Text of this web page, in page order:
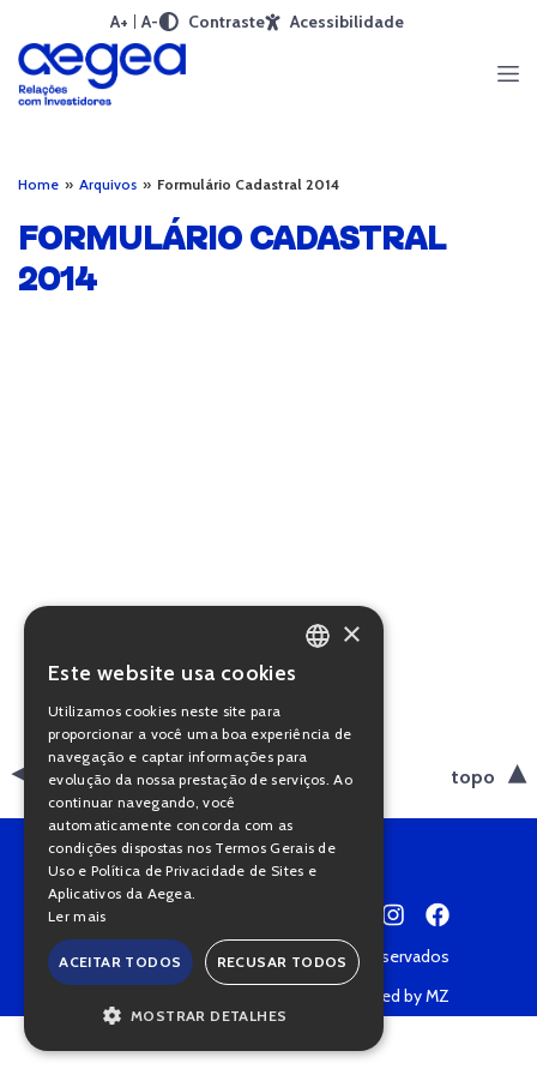
A+ A- Contraste Acessibilidade
Home » Arquivos » Formulário Cadastral 2014
FORMULÁRIO CADASTRAL
2014
voltar topo
Copyright © 2022 • Todos os direitos reservados
Powered by MZ
PORTUGUESE
×
Este website usa cookies
Utilizamos cookies neste site para
proporcionar a você uma boa experiência de
navegação e captar informações para
evolução da nossa prestação de serviços. Ao
continuar navegando, você
automaticamente concorda com as
condições dispostas nos Termos Gerais de
Uso e Política de Privacidade de Sites e
Aplicativos da Aegea.
Ler mais
ACEITAR TODOS RECUSAR TODOS
MOSTRAR DETALHES